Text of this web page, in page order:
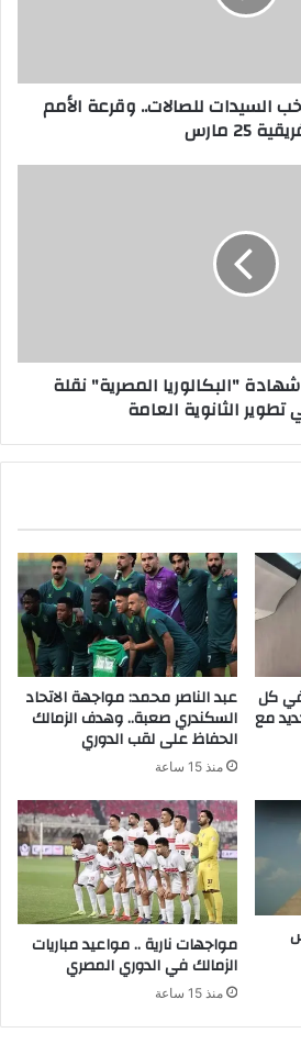
السيدات للصالات.. وقرعة الأمم
25 مارس
"البكالوريا المصرية" نقلة
الثانوية العامة
كل
مع
عبد الناصر محمد: مواجهة الاتحاد
السكندري صعبة.. وهدف الزمالك
الحفاظ على لقب الدوري
منذ 15 ساعة
مواجهات نارية .. مواعيد مباريات
الزمالك في الدوري المصري
منذ 15 ساعة